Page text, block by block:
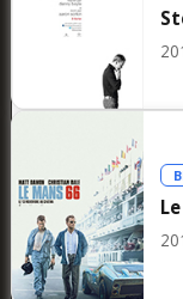
même, Il n'y a
l'échec n'est
cherchez un
clair de qui est
pas ici. Mais
l'ambiguïté et
musique, Un
expérience
enrichissante.